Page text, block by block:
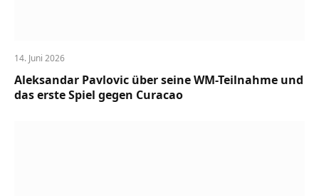
14. Juni 2026
Aleksandar Pavlovic über seine WM-Teilnahme und
das erste Spiel gegen Curacao